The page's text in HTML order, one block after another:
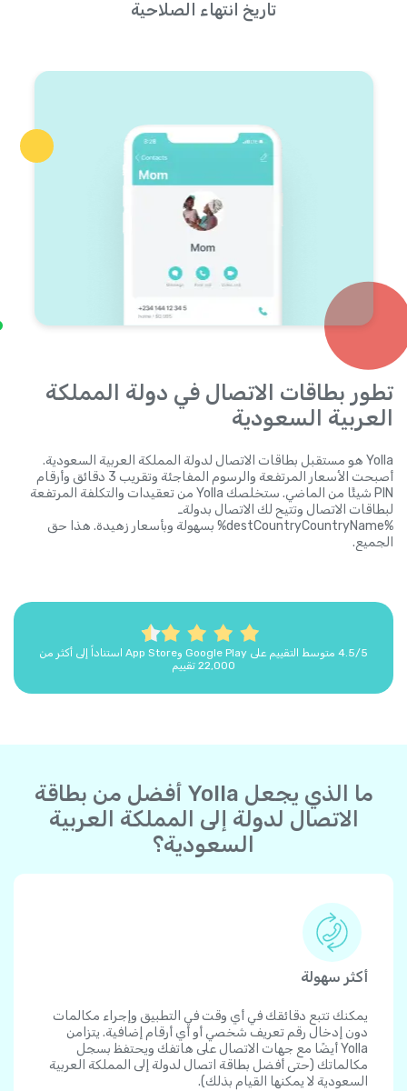
تاريخ انتهاء الصلاحية
تطور بطاقات الاتصال في دولة المملكة
العربية السعودية
Yolla هو مستقبل بطاقات الاتصال لدولة المملكة العربية السعودية.
أصبحت الأسعار المرتفعة والرسوم المفاجئة وتقريب 3 دقائق وأرقام
PIN شيئًا من الماضي. ستخلصك Yolla من تعقيدات والتكلفة المرتفعة
لبطاقات الاتصال وتتيح لك الاتصال بدولةـ
%destCountryCountryName% بسهولة وبأسعار زهيدة. هذا حق
الجميع.
4.5/5 متوسط التقييم على Google Play وApp Store استناداً إلى أكثر من
22,000 تقييم
ما الذي يجعل Yolla أفضل من بطاقة
الاتصال لدولة إلى المملكة العربية
السعودية؟
أكثر سهولة
يمكنك تتبع دقائقك في أي وقت في التطبيق وإجراء مكالمات
دون إدخال رقم تعريف شخصي أو أي أرقام إضافية. يتزامن
Yolla أيضًا مع جهات الاتصال على هاتفك ويحتفظ بسجل
مكالماتك (حتى أفضل بطاقة اتصال لدولة إلى المملكة العربية
السعودية لا يمكنها القيام بذلك).